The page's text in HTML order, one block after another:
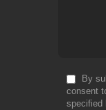
By
consent
specified